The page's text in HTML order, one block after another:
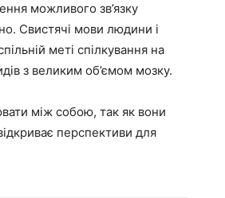
можливого зв’язку
Свистячі мови людини і
меті спілкування на
з великим об’ємом мозку.
між собою, так як вони
перспективи для